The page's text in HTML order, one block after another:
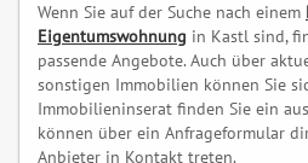
Wenn Sie auf der Suche nach einem
Eigentumswohnung in Kastl sind,
passende Angebote. Auch über
sonstigen Immobilien können Sie
Immobilieninserat finden Sie ein
können über ein Anfrageformular
Anbieter in Kontakt treten.